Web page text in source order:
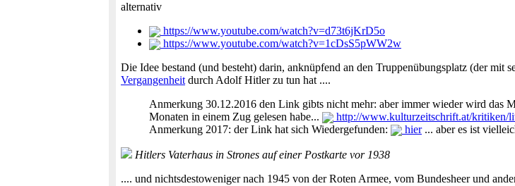
alternativ
https://www.youtube.com/watch?v=d73t6jKrD5o
https://www.youtube.com/watch?v=1cDsS5pWW2w
Die Idee bestand (und besteht) darin, anknüpfend an den Truppenübungsplatz (der mit
Vergangenheit durch Adolf Hitler zu tun hat ....
Anmerkung 30.12.2016 den Link gibts nicht mehr: aber immer wieder wird das
Monaten in einem Zug gelesen habe...
http://www.kulturzeitschrift.at/kritiken/
Anmerkung 2017: der Link hat sich Wiedergefunden:
hier... aber es ist
Hitlers Vaterhaus in Strones auf einer Postkarte vor 1938
.... und nichtsdestoweniger nach 1945 von der Roten Armee, vom Bundesheer und